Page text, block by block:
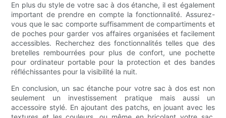
En plus du style de votre sac à dos étanche, il est également
important de prendre en compte la fonctionnalité. Assurez-
vous que le sac comporte suffisamment de compartiments et
de poches pour garder vos affaires organisées et facilement
accessibles. Recherchez des fonctionnalités telles que des
bretelles rembourrées pour plus de confort, une pochette
pour ordinateur portable pour la protection et des bandes
réfléchissantes pour la visibilité la nuit.
En conclusion, un sac étanche pour votre sac à dos est non
seulement un investissement pratique mais aussi un
accessoire stylé. En ajoutant des patchs, en jouant avec les